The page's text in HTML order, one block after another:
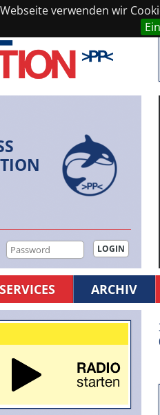
verwenden wir
SERVICES ARCHIV